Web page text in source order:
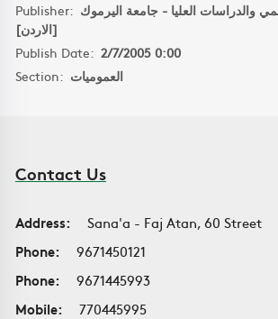
Publisher: والدراسات العليا - جامعة اليرموك
[الاردن]
Publish Date: 2/7/2005 0:00
Section: العموميات
Contact Us
Address:
Sana'a - Faj Atan, 60 Street
Phone:
9671450121
Phone:
9671445993
Mobile:
770445995